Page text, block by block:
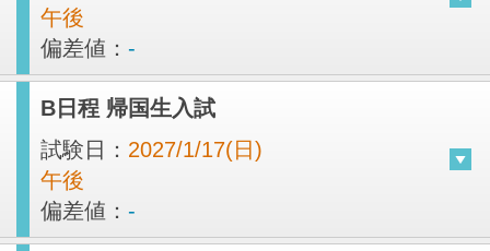
午後
偏差値： -
B日程 帰国生入試
試験日： 2027/1/17(日)
午後
偏差値： -